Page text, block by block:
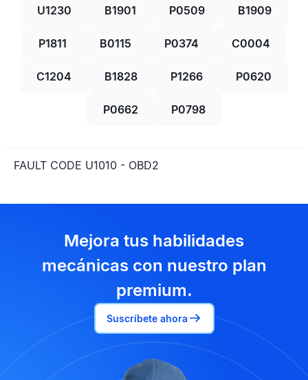
U1230 B1901 P0509 B1909
P1811 B0115 P0374 C0004
C1204 B1828 P1266 P0620
P0662 P0798
FAULT CODE U1010 - OBD2
Mejora tus habilidades
mecánicas con nuestro plan
premium.
Suscríbete ahora